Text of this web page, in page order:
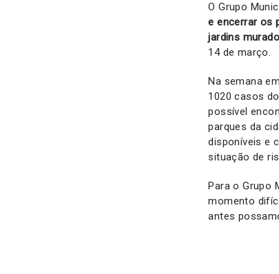
O Grupo
e encerrar os
jardins
14 de março.
Na semana
1020 casos
possível
parques da
disponíveis e
situação de
Para o Grupo
momento
antes